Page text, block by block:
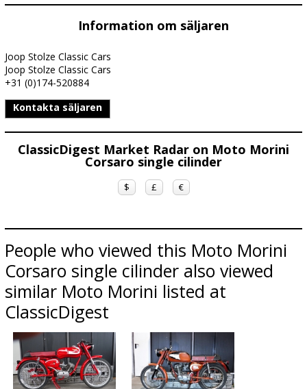
Information om säljaren
Joop Stolze Classic Cars
Joop Stolze Classic Cars
+31 (0)174-520884
Kontakta säljaren
ClassicDigest Market Radar on Moto Morini
Corsaro single cilinder
$ £ €
People who viewed this Moto Morini
Corsaro single cilinder also viewed
similar Moto Morini listed at
ClassicDigest